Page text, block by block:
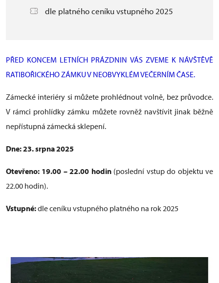
dle platného ceníku vstupného 2025
PŘED KONCEM LETNÍCH PRÁZDNIN VÁS ZVEME K NÁVŠTĚVĚ
RATIBOŘICKÉHO ZÁMKU V NEOBVYKLÉM VEČERNÍM ČASE.
Zámecké interiéry si můžete prohlédnout volně, bez průvodce.
V rámci prohlídky zámku můžete rovněž navštívit jinak běžně
nepřístupná zámecká sklepení.
Dne: 23. srpna 2025
Otevřeno: 19.00 – 22.00 hodin (poslední vstup do objektu ve
22.00 hodin).
Vstupné:dle ceníku vstupného platného na rok 2025